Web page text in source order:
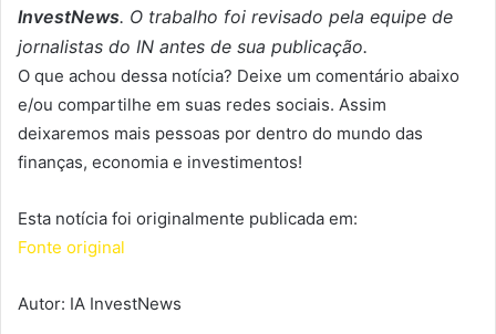
InvestNews. O trabalho foi revisado pela equipe de
jornalistas do IN antes de sua publicação.
O que achou dessa notícia? Deixe um comentário abaixo
e/ou compartilhe em suas redes sociais. Assim
deixaremos mais pessoas por dentro do mundo das
finanças, economia e investimentos!
Esta notícia foi originalmente publicada em:
Fonte original
Autor: IA InvestNews